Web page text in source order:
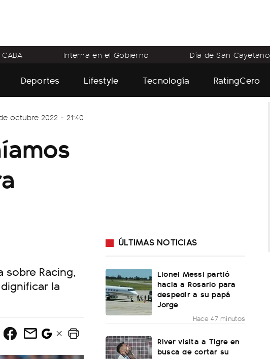
Interna en el Gobierno Día de San Cayetano
Deportes Lifestyle Tecnología RatingCero
octubre 2022 - 21:40
sobre Racing,
la
ÚLTIMAS NOTICIAS
Lionel Messi partió
hacia a Rosario para
despedir a su papá
Jorge
Hace 47 minutos
River visita a Tigre en
busca de cortar su